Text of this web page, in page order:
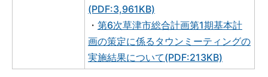
(PDF:3,961KB)
・ 第6次草津市総合計画第1期基本計
画の策定に係るタウンミーティングの
実施結果について(PDF:213KB)